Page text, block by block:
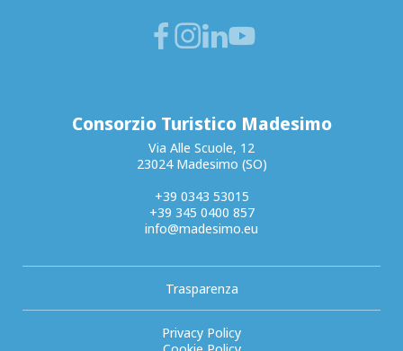
Consorzio Turistico Madesimo
Via Alle Scuole, 12
23024 Madesimo (SO)
+39 0343 53015
+39 345 0400 857
info@madesimo.eu
Trasparenza
Privacy Policy